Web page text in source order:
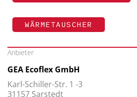
WÄRMETAUSCHER
Anbieter
GEA Ecoflex GmbH
Karl-Schiller-Str. 1 -3
31157 Sarstedt